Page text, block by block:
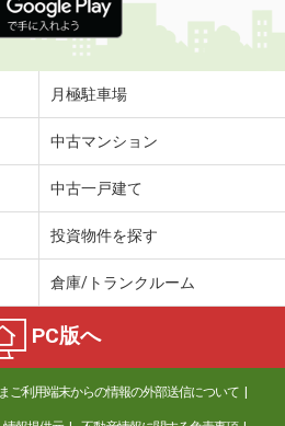
月極駐車場
中古マンション
中古一戸建て
投資物件を探す
倉庫/トランクルーム
PC版へ
ご利用端末からの情報の外部送信について